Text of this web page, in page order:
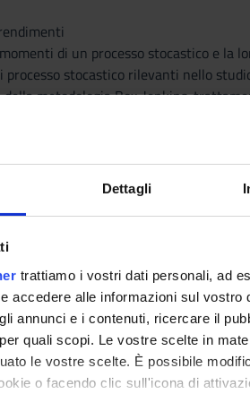
Dettagli
trattiamo i vostri dati personali, ad
accedere alle informazioni sul
annunci e i contenuti, ricercare il
quali scopi. Le vostre scelte in
le vostre scelte. È possibile
o facendo clic sull'icona di
di un processo stocastico e la
processo stocastico rilevanti nello
della metodologia Box-Jenkins:
volatilità delle serie finanziarie
concetto di volatilità: la natura
costante e modelli a volatilità
simmetrici per l’interpretazione
Pacini, Metodi quantitativi per i mercati
Finanza Quantitativa con R, Apogeo,
delle lezioni
svolte frontalmente favorendo